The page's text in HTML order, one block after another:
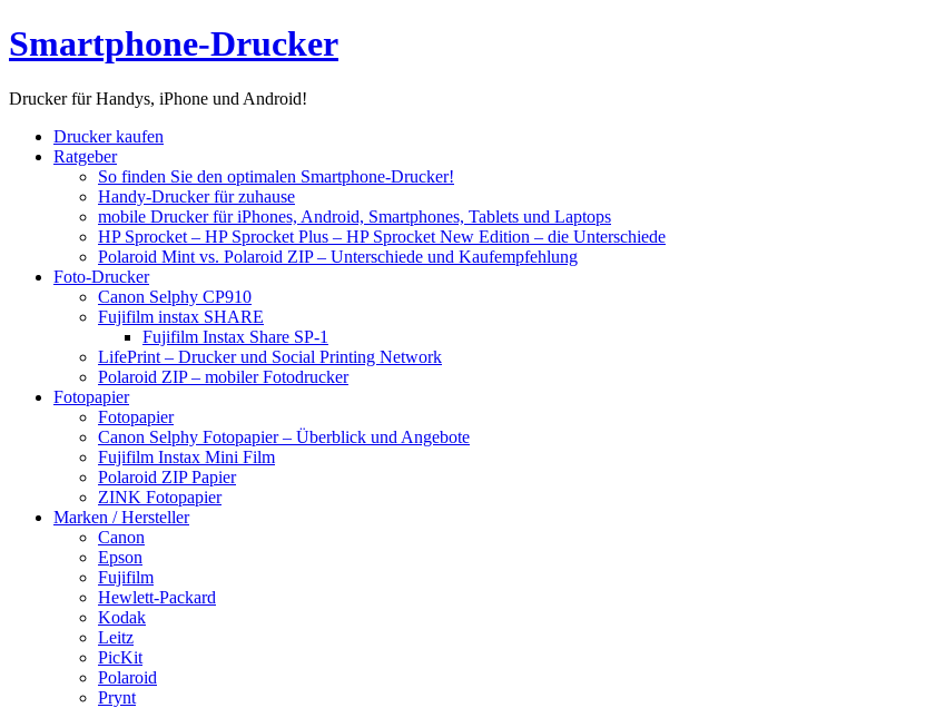
Skip
to
Smartphone-Drucker
Drucker für Handys, iPhone und Android!
Drucker kaufen
Ratgeber
So finden Sie den optimalen Smartphone-Drucker!
Handy-Drucker für zuhause
mobile Drucker für iPhones, Android, Smartphones, Tablets und Laptops
HP Sprocket – HP Sprocket Plus – HP Sprocket New Edition – die Unterschiede
Polaroid Mint vs. Polaroid ZIP – Unterschiede und Kaufempfehlung
Foto-Drucker
Canon Selphy CP910
Fujifilm instax SHARE
Fujifilm Instax Share SP-1
LifePrint – Drucker und Social Printing Network
Polaroid ZIP – mobiler Fotodrucker
Fotopapier
Fotopapier
Canon Selphy Fotopapier – Überblick und Angebote
Fujifilm Instax Mini Film
Polaroid ZIP Papier
ZINK Fotopapier
Marken / Hersteller
Canon
Epson
Fujifilm
Hewlett-Packard
Kodak
Leitz
PicKit
Polaroid
Prynt